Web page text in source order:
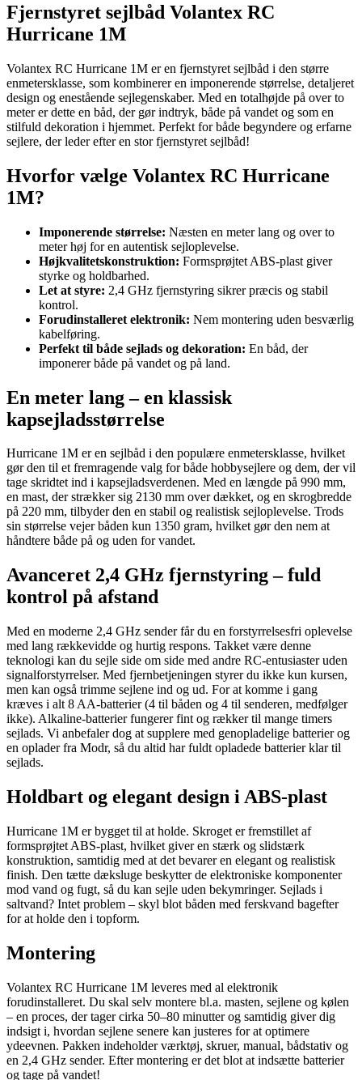
Fjernstyret sejlbåd Volantex RC
Hurricane 1M
Volantex RC Hurricane 1M er en fjernstyret sejlbåd i den større
enmetersklasse, som kombinerer en imponerende størrelse, detaljeret
design og enestående sejlegenskaber. Med en totalhøjde på over to
meter er dette en båd, der gør indtryk, både på vandet og som en
stilfuld dekoration i hjemmet. Perfekt for både begyndere og erfarne
sejlere, der leder efter en stor fjernstyret sejlbåd!
Hvorfor vælge Volantex RC Hurricane
1M?
Imponerende størrelse: Næsten en meter lang og over to
meter høj for en autentisk sejloplevelse.
Højkvalitetskonstruktion: Formsprøjtet ABS-plast giver
styrke og holdbarhed.
Let at styre: 2,4 GHz fjernstyring sikrer præcis og stabil
kontrol.
Forudinstalleret elektronik: Nem montering uden besværlig
kabelføring.
Perfekt til både sejlads og dekoration: En båd, der
imponerer både på vandet og på land.
En meter lang – en klassisk
kapsejladsstørrelse
Hurricane 1M er en sejlbåd i den populære enmetersklasse, hvilket
gør den til et fremragende valg for både hobbysejlere og dem, der vil
tage skridtet ind i kapsejladsverdenen. Med en længde på 990 mm,
en mast, der strækker sig 2130 mm over dækket, og en skrogbredde
på 220 mm, tilbyder den en stabil og realistisk sejloplevelse. Trods
sin størrelse vejer båden kun 1350 gram, hvilket gør den nem at
håndtere både på og uden for vandet.
Avanceret 2,4 GHz fjernstyring – fuld
kontrol på afstand
Med en moderne 2,4 GHz sender får du en forstyrrelsesfri oplevelse
med lang rækkevidde og hurtig respons. Takket være denne
teknologi kan du sejle side om side med andre RC-entusiaster uden
signalforstyrrelser. Med fjernbetjeningen styrer du ikke kun kursen,
men kan også trimme sejlene ind og ud. For at komme i gang
kræves i alt 8 AA-batterier (4 til båden og 4 til senderen, medfølger
ikke). Alkaline-batterier fungerer fint og rækker til mange timers
sejlads. Vi anbefaler dog at supplere med genopladelige batterier og
en oplader fra Modr, så du altid har fuldt opladede batterier klar til
sejlads.
Holdbart og elegant design i ABS-plast
Hurricane 1M er bygget til at holde. Skroget er fremstillet af
formsprøjtet ABS-plast, hvilket giver en stærk og slidstærk
konstruktion, samtidig med at det bevarer en elegant og realistisk
finish. Den tætte dæksluge beskytter de elektroniske komponenter
mod vand og fugt, så du kan sejle uden bekymringer. Sejlads i
saltvand? Intet problem – skyl blot båden med ferskvand bagefter
for at holde den i topform.
Montering
Volantex RC Hurricane 1M leveres med al elektronik
forudinstalleret. Du skal selv montere bl.a. masten, sejlene og kølen
– en proces, der tager cirka 50–80 minutter og samtidig giver dig
indsigt i, hvordan sejlene senere kan justeres for at optimere
ydeevnen. Pakken indeholder værktøj, skruer, manual, bådstativ og
en 2,4 GHz sender. Efter montering er det blot at indsætte batterier
og tage på vandet!